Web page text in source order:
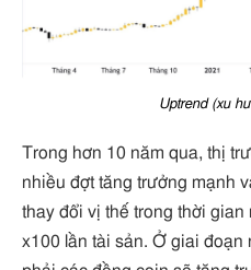
Uptrend (xu
Trong hơn 10 năm qua, thị
nhiều đợt tăng trưởng mạnh
thay đổi vị thế trong thời gian
x100 lần tài sản. Ở giai đoạn